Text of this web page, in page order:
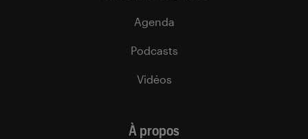
Agenda
Podcasts
Vidéos
À propos